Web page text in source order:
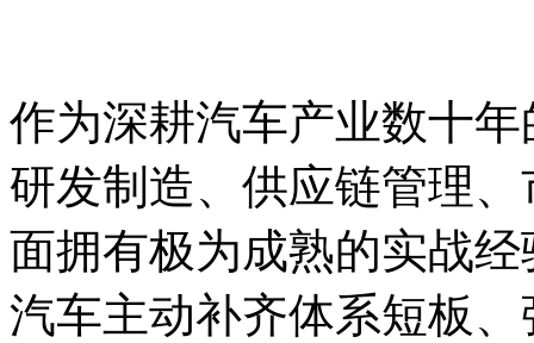
作为深耕汽车产业数十
研发制造、供应链管理
面拥有极为成熟的实战
汽车主动补齐体系短板